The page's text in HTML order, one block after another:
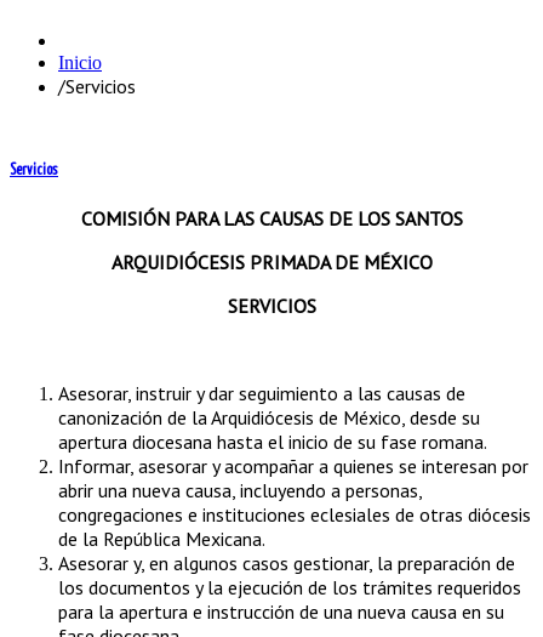
Inicio
/Servicios
Servicios
COMISIÓN PARA LAS CAUSAS DE LOS SANTOS
ARQUIDIÓCESIS PRIMADA DE MÉXICO
SERVICIOS
Asesorar, instruir y dar seguimiento a las causas de
canonización de la Arquidiócesis de México, desde su
apertura diocesana hasta el inicio de su fase romana.
Informar, asesorar y acompañar a quienes se interesan por
abrir una nueva causa, incluyendo a personas,
congregaciones e instituciones eclesiales de otras diócesis
de la República Mexicana.
Asesorar y, en algunos casos gestionar, la preparación de
los documentos y la ejecución de los trámites requeridos
para la apertura e instrucción de una nueva causa en su